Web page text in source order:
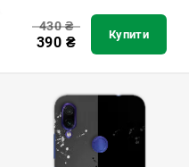
430₴
390 ₴ Купити